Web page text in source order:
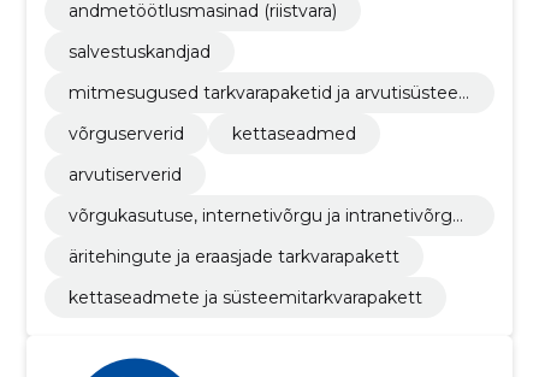
andmetöötlusmasinad (riistvara)
salvestuskandjad
mitmesugused tarkvarapaketid ja arvutisüstee
võrguserverid
kettaseadmed
arvutiserverid
võrgukasutuse, internetivõrgu ja intranetivõrgu
äritehingute ja eraasjade tarkvarapakett
kettaseadmete ja süsteemitarkvarapakett